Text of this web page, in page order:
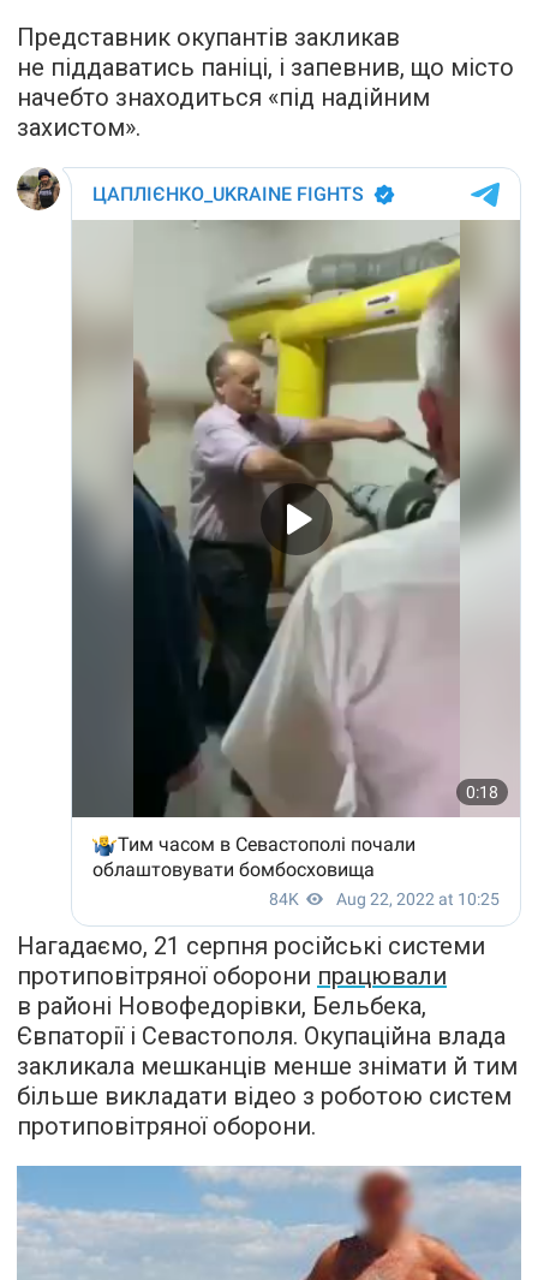
Представник окупантів закликав
не піддаватись паніці, і запевнив, що місто
начебто знаходиться «під надійним
захистом».
Нагадаємо, 21 серпня російські системи
протиповітряної оборони працювали
в районі Новофедорівки, Бельбека,
Євпаторії і Севастополя. Окупаційна влада
закликала мешканців менше знімати й тим
більше викладати відео з роботою систем
протиповітряної оборони.